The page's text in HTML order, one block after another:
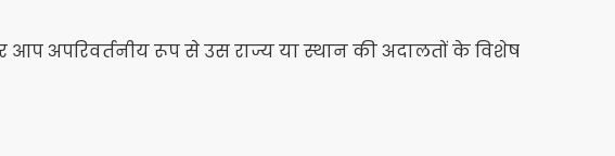
अपरिवर्तनीय रूप से उस राज्य या स्थान की अदालतों के विशेष